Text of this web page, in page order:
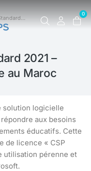
0
2021 –
au Maroc
solution logicielle
aux besoins
éducatifs. Cette
de licence « CSP
utilisation pérenne et